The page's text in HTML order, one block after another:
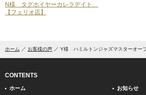
N様 タグホイヤーカレラデイト
【フェリオ店】
ホーム お客様の声 Y様 ハミルトンジャズマスターオー
CONTENTS
ホーム
お知らせ